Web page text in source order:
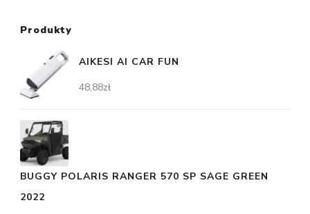
Produkty
AIKESI AI CAR FUN
48,88zł
BUGGY POLARIS RANGER 570 SP SAGE GREEN
2022